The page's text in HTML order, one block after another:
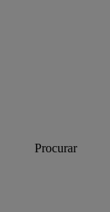
Procurar